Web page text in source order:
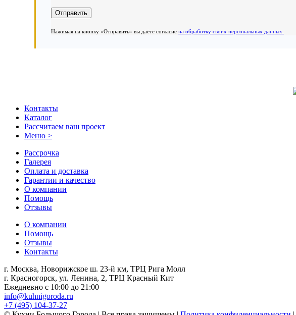
Нажимая на кнопку «Отправить» вы даёте согласие на обработку своих персональных данных.
Контакты
Каталог
Рассчитаем ваш проект
Меню >
Рассрочка
Галерея
Оплата и доставка
Гарантии и качество
О компании
Помощь
Отзывы
О компании
Помощь
Отзывы
Контакты
г. Москва, Новорижское ш. 23-й км, ТРЦ Рига Молл
г. Красногорск, ул. Ленина, 2, ТРЦ Красный Кит
Ежедневно с 10:00 до 21:00
info@kuhnigoroda.ru
+7 (495) 104-37-27